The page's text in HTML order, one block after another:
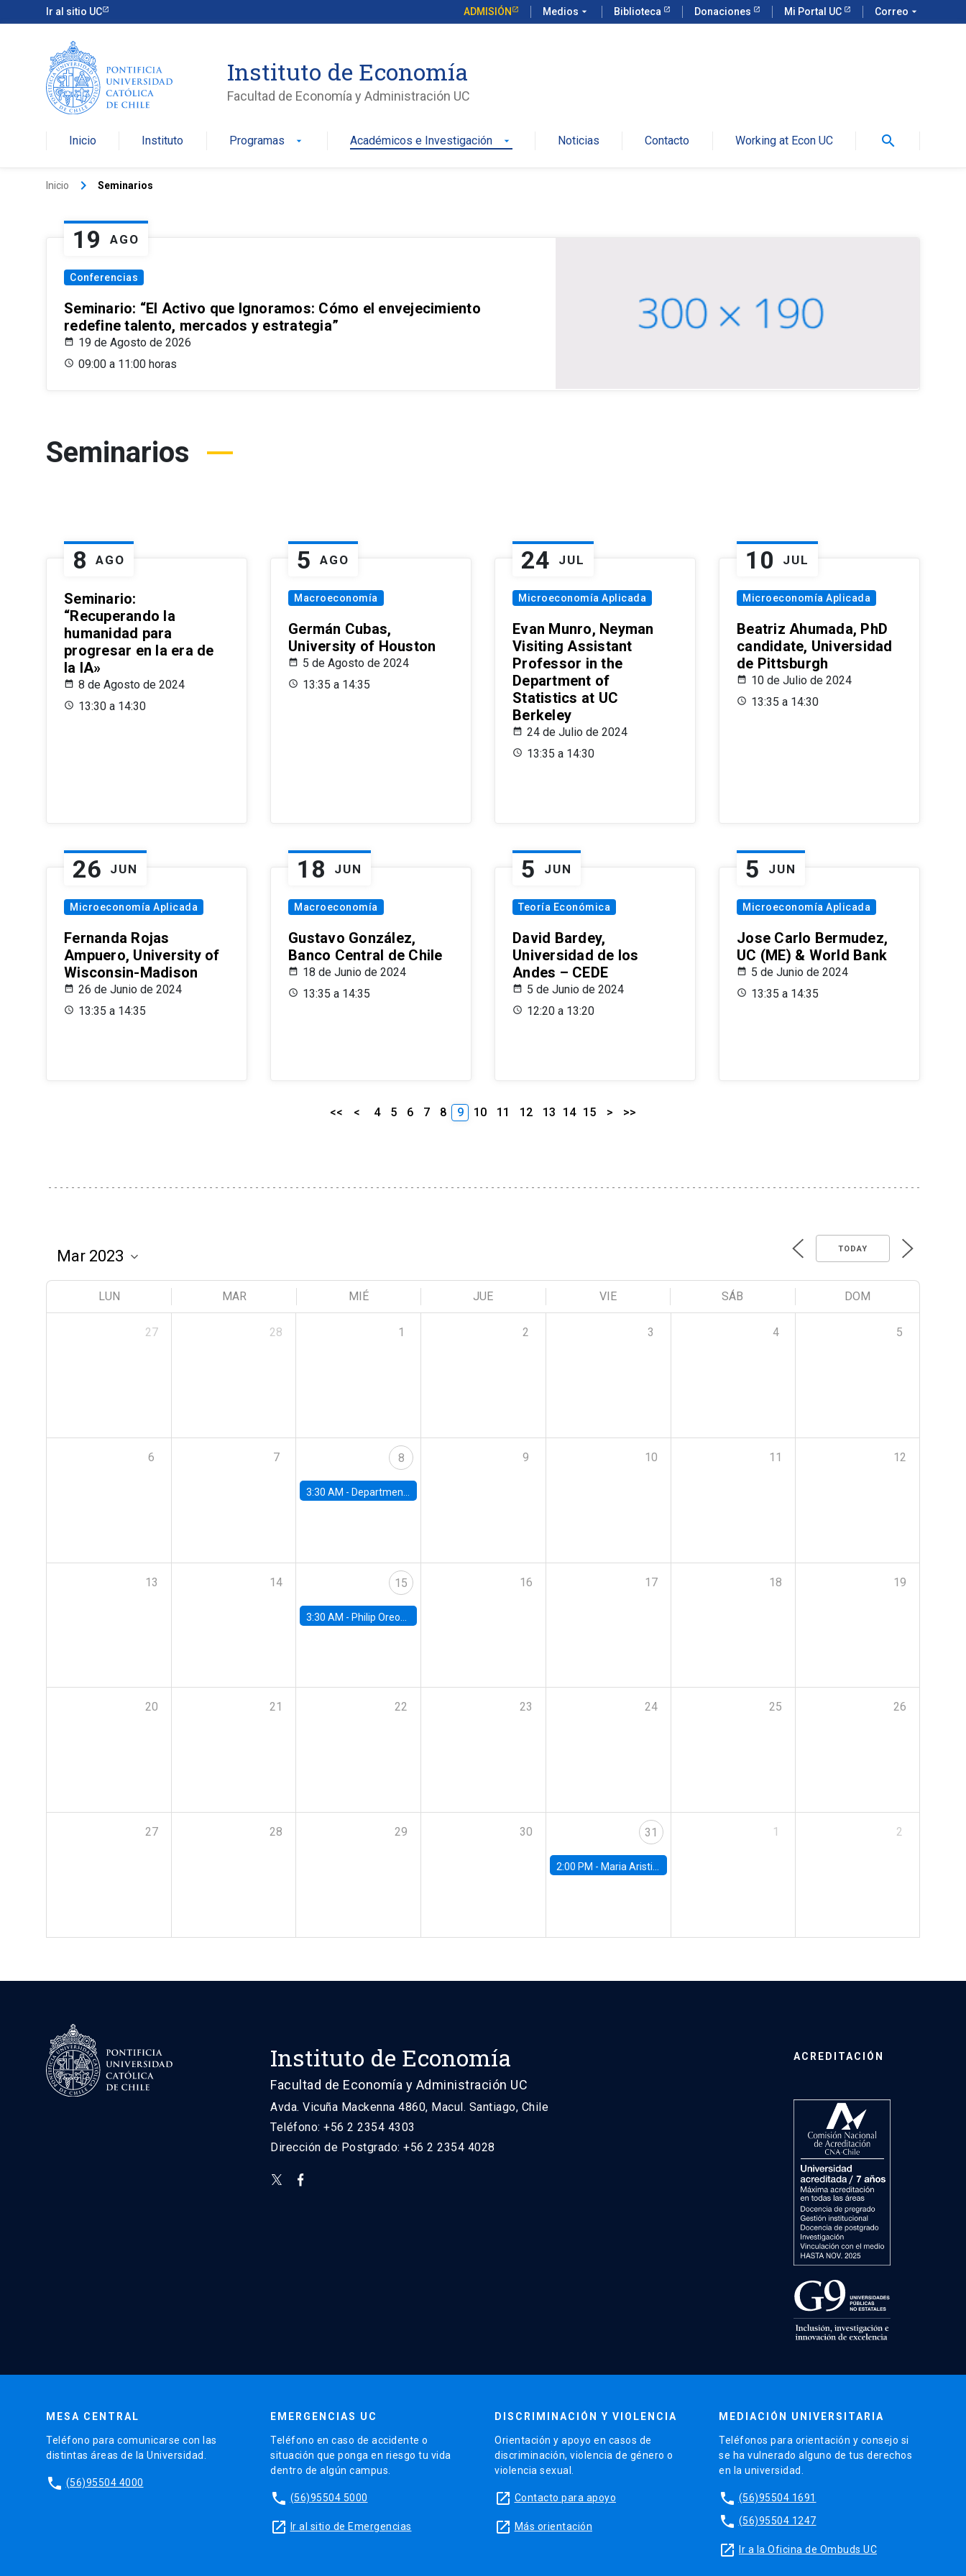
Ir al sitio UC ADMISIÓN Medios arrow_drop_down Biblioteca Donaciones Mi Portal UC Correo arrow_drop_down
Instituto de Economía
Facultad de Economía y Administración UC
Inicio Instituto Programas arrow_drop_down Académicos e Investigación arrow_drop_down Noticias Contacto Working at Econ UC search
Inicio keyboard_arrow_right Seminarios
19 AGO
Conferencias
Seminario: “El Activo que Ignoramos: Cómo el envejecimiento
redefine talento, mercados y estrategia”
19 de Agosto de 2026
09:00 a 11:00 horas
Seminarios
8 AGO
Seminario:
“Recuperando la
humanidad para
progresar en la era de
la IA»
8 de Agosto de 2024
13:30 a 14:30
5 AGO
Macroeconomía
Germán Cubas,
University of Houston
5 de Agosto de 2024
13:35 a 14:35
24 JUL
Microeconomía Aplicada
Evan Munro, Neyman
Visiting Assistant
Professor in the
Department of
Statistics at UC
Berkeley
24 de Julio de 2024
13:35 a 14:30
10 JUL
Microeconomía Aplicada
Beatriz Ahumada, PhD
candidate, Universidad
de Pittsburgh
10 de Julio de 2024
13:35 a 14:30
26 JUN
Microeconomía Aplicada
Fernanda Rojas
Ampuero, University of
Wisconsin-Madison
26 de Junio de 2024
13:35 a 14:35
18 JUN
Macroeconomía
Gustavo González,
Banco Central de Chile
18 de Junio de 2024
13:35 a 14:35
5 JUN
Teoría Económica
David Bardey,
Universidad de los
Andes – CEDE
5 de Junio de 2024
12:20 a 13:20
5 JUN
Microeconomía Aplicada
Jose Carlo Bermudez,
UC (ME) & World Bank
5 de Junio de 2024
13:35 a 14:35
<< < 4 5 6 7 8 9 10 11 12 13 14 15 > >>
TODAY
LUN MAR MIÉ JUE VIE SÁB DOM
27 28 1 2 3 4 5
6 7 8
3:30 AM - Department Seminar: James Robinson
9 10 11 12
13 14 15
3:30 AM - Philip Oreopolous, University of Toronto
16 17 18 19
20 21 22 23 24 25 26
27 28 29 30 31
2:00 PM - Maria Aristizabal-Ramirez, FED Board
1 2
Instituto de Economía
Facultad de Economía y Administración UC
Avda. Vicuña Mackenna 4860, Macul. Santiago, Chile
Teléfono: +56 2 2354 4303
Dirección de Postgrado: +56 2 2354 4028
ACREDITACIÓN
MESA CENTRAL
Teléfono para comunicarse con las
distintas áreas de la Universidad.
phone (56)95504 4000
EMERGENCIAS UC
Teléfono en caso de accidente o
situación que ponga en riesgo tu vida
dentro de algún campus.
phone (56)95504 5000
launch Ir al sitio de Emergencias
DISCRIMINACIÓN Y VIOLENCIA
Orientación y apoyo en casos de
discriminación, violencia de género o
violencia sexual.
launch Contacto para apoyo
launch Más orientación
MEDIACIÓN UNIVERSITARIA
Teléfonos para orientación y consejo si
se ha vulnerado alguno de tus derechos
en la universidad.
phone (56)95504 1691
phone (56)95504 1247
launch Ir a la Oficina de Ombuds UC